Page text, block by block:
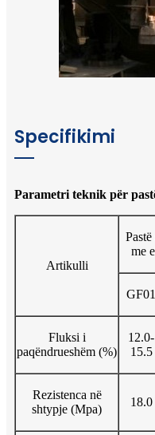
Specifikimi
Parametri teknik për
Artikulli
me
GF01
Fluksi i
paqëndrueshëm (%)
12.0-
15.5
Rezistenca në
shtypje (Mpa)
18.0